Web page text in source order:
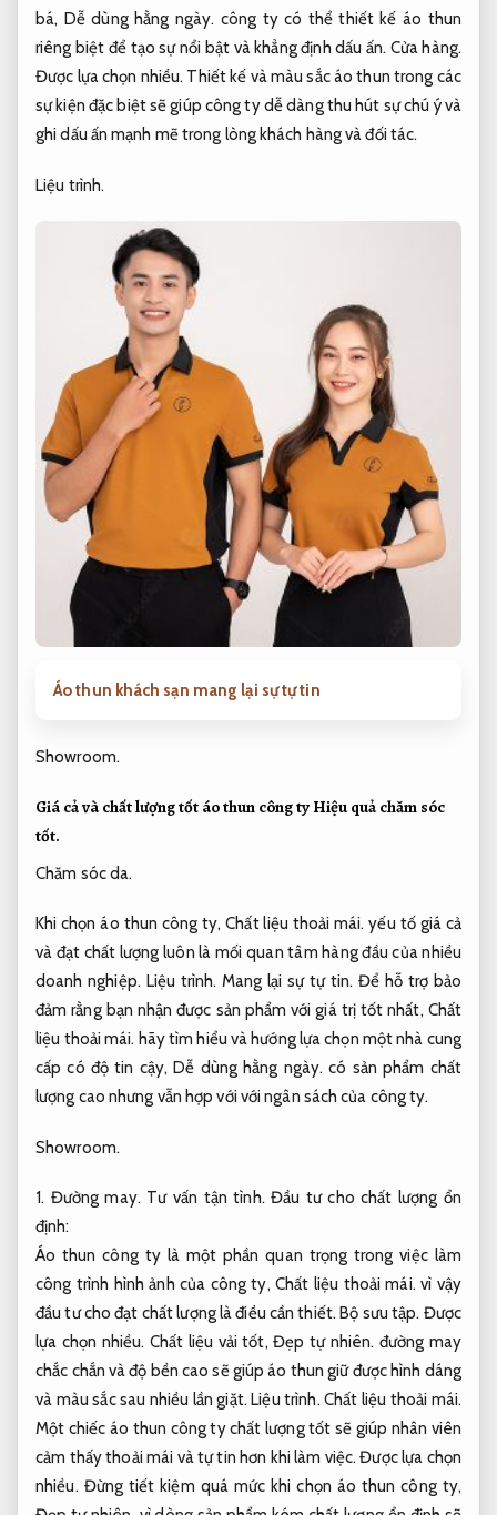
bá, Dễ dùng hằng ngày. công ty có thể thiết kế áo thun
riêng biệt để tạo sự nổi bật và khẳng định dấu ấn. Cửa hàng.
Được lựa chọn nhiều. Thiết kế và màu sắc áo thun trong các
sự kiện đặc biệt sẽ giúp công ty dễ dàng thu hút sự chú ý và
ghi dấu ấn mạnh mẽ trong lòng khách hàng và đối tác.
Liệu trình.
Áo thun khách sạn mang lại sự tự tin
Showroom.
Giá cả và chất lượng tốt áo thun công tyHiệu quả chăm sóc
tốt.
Chăm sóc da.
Khi chọn áo thun công ty,Chất liệu thoải mái. yếu tố giá cả
và đạt chất lượng luôn là mối quan tâm hàng đầu của nhiều
doanh nghiệp. Liệu trình. Mang lại sự tự tin. Để hỗ trợ bảo
đảm rằng bạn nhận được sản phẩm với giá trị tốt nhất, Chất
liệu thoải mái. hãy tìm hiểu và hướng lựa chọn một nhà cung
cấp có độ tin cậy,Dễ dùng hằng ngày. có sản phẩm chất
lượng cao nhưng vẫn hợp với với ngân sách của công ty.
Showroom.
1. Đường may. Tư vấn tận tình. Đầu tư cho chất lượng ổn
định:
Áo thun công ty là một phần quan trọng trong việc làm
công trình hình ảnh của công ty,Chất liệu thoải mái. vì vậy
đầu tư cho đạt chất lượng là điều cần thiết.Bộ sưu tập. Được
lựa chọn nhiều. Chất liệu vải tốt,Đẹp tự nhiên. đường may
chắc chắn và độ bền cao sẽ giúp áo thun giữ được hình dáng
và màu sắc sau nhiều lần giặt.Liệu trình. Chất liệu thoải mái.
Một chiếc áo thun công ty chất lượng tốt sẽ giúp nhân viên
cảm thấy thoải mái và tự tin hơn khi làm việc.Được lựa chọn
nhiều. Đừng tiết kiệm quá mức khi chọn áo thun công ty,